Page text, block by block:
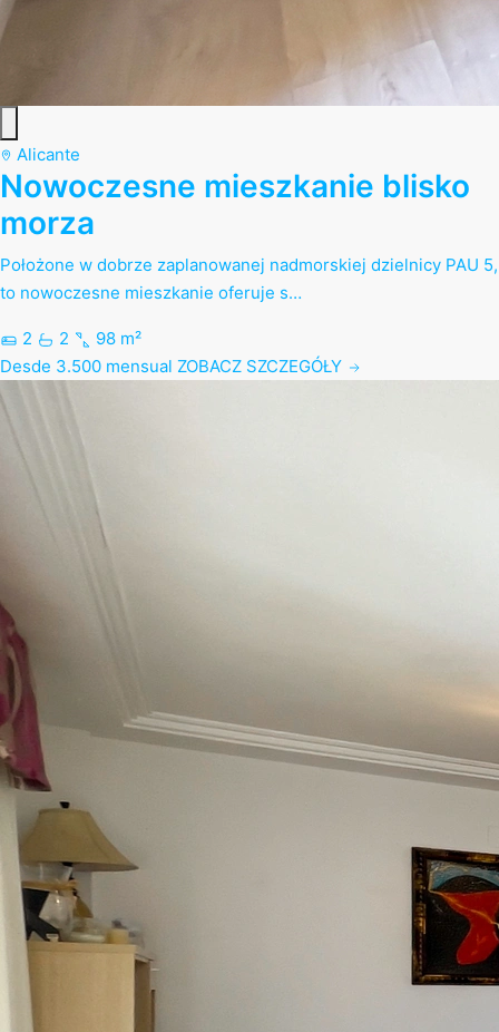
Alicante
Nowoczesne mieszkanie blisko
morza
Położone w dobrze zaplanowanej nadmorskiej dzielnicy PAU 5,
to nowoczesne mieszkanie oferuje s…
2 2
98 m²
Desde 3.500 mensual ZOBACZ SZCZEGÓŁY